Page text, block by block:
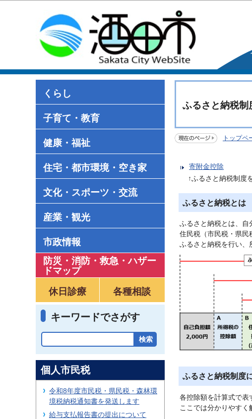
くらし
子育て・教育
健康・福祉
住宅・都市環境・空き家
文化・スポーツ・交流
産業・観光
市政情報
防災・消防・救急 ・ハザー
ドマップ
休日診療
各種相談
キーワードでさがす
ふるさと納税制
トップペ
寄附金控除
↑ふるさと納税制度
ふるさと納税とは
ふるさと納税とは、自
住民税（市民税・県民
ふるさと納税を行い、
ふるさと納税制度
各控除額を計算式で表
ここでは分かりやすく
個人市民税
令和8年度市民税・県民税・森林環
境税納税通知書を発送します
給与支払報告書の提出について